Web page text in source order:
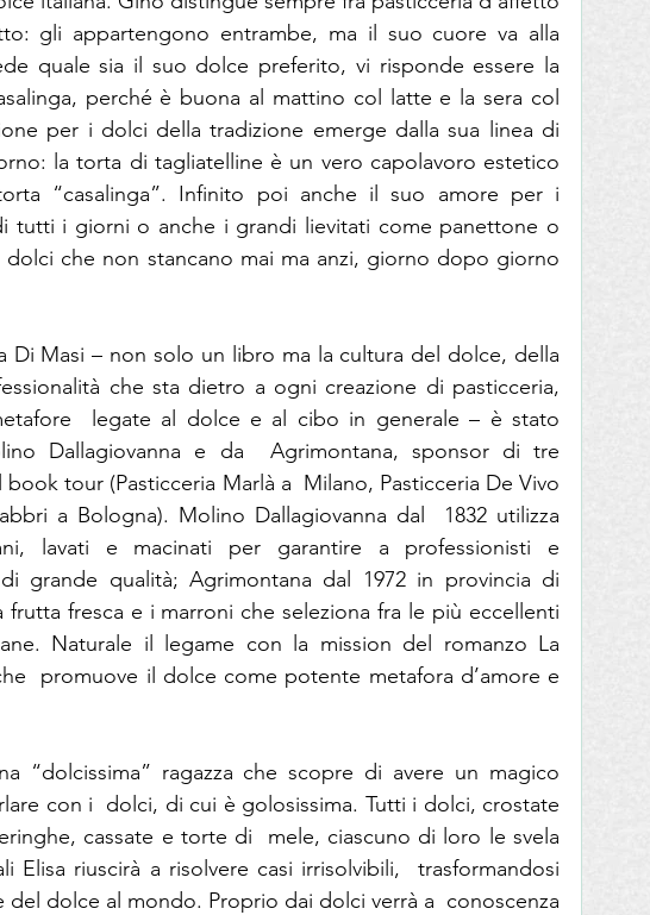
gli appartengono entrambe, ma il suo cuore va alla
quale sia il suo dolce preferito, vi risponde essere la
perché è buona al mattino col latte e la sera col
per i dolci della tradizione emerge dalla sua linea di
la torta di tagliatelline è un vero capolavoro estetico
“casalinga”. Infinito poi anche il suo amore per i
tutti i giorni o anche i grandi lievitati come panettone o
che non stancano mai ma anzi, giorno dopo giorno
Di Masi – non solo un libro ma la cultura del dolce, della
che sta dietro a ogni creazione di pasticceria,
legate al dolce e al cibo in generale – è stato
Dallagiovanna e da  Agrimontana, sponsor di tre
tour (Pasticceria Marlà a  Milano, Pasticceria De Vivo
a Bologna). Molino Dallagiovanna dal  1832 utilizza
lavati e macinati per garantire a professionisti e
grande qualità; Agrimontana dal 1972 in provincia di
frutta fresca e i marroni che seleziona fra le più eccellenti
Naturale il legame con la mission del romanzo La
promuove il dolce come potente metafora d’amore e
“dolcissima” ragazza che scopre di avere un magico
con i  dolci, di cui è golosissima. Tutti i dolci, crostate
cassate e torte di  mele, ciascuno di loro le svela
Elisa riuscirà a risolvere casi irrisolvibili,  trasformandosi
del dolce al mondo. Proprio dai dolci verrà a  conoscenza